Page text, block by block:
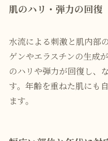
肌のハリ・弾力の回復
水流による刺激と肌内部
ゲンやエラスチンの生成
のハリや弾力が回復し、
す。年齢を重ねた肌にも
ます。